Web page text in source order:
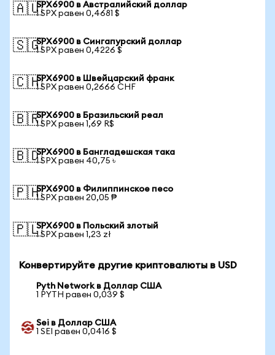
🇦🇺SPX6900 в Австралийский доллар
1 SPX равен 0,4681 $
🇸🇬SPX6900 в Сингапурский доллар
1 SPX равен 0,4226 $
🇨🇭SPX6900 в Швейцарский франк
1 SPX равен 0,2666 CHF
🇧🇷SPX6900 в Бразильский реал
1 SPX равен 1,69 R$
🇧🇩SPX6900 в Бангладешская така
1 SPX равен 40,75 ৳
🇵🇭SPX6900 в Филиппинское песо
1 SPX равен 20,05 ₱
🇵🇱SPX6900 в Польский злотый
1 SPX равен 1,23 zł
Конвертируйте другие криптовалюты в USD
Pyth Network в Доллар США
1 PYTH равен 0,039 $
Sei в Доллар США
1 SEI равен 0,0416 $